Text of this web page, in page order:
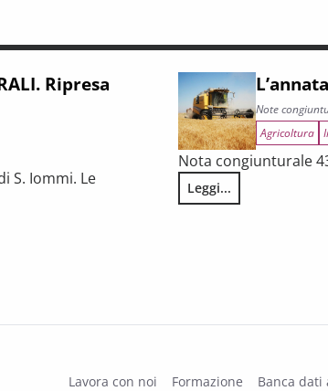
e trasformazioni strutturali del
Ripresa
S. Iommi. Le
persistenti
Note
Agricoltura
Nota congiunturale
Leggi...
L’annata agraria 2025
Lavora con noi Formazione Banca